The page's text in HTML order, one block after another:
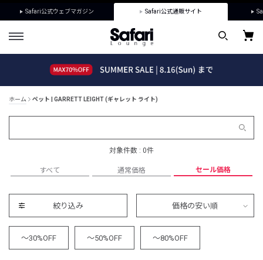
Safari公式ウェブマガジン Safari公式通販サイト
ホーム ペット | GARRETT LEIGHT (ギャレット ライト)
対象件数 : 0件
すべて 通常価格 セール価格
絞り込み 価格の安い順
～30%OFF ～50%OFF ～80%OFF